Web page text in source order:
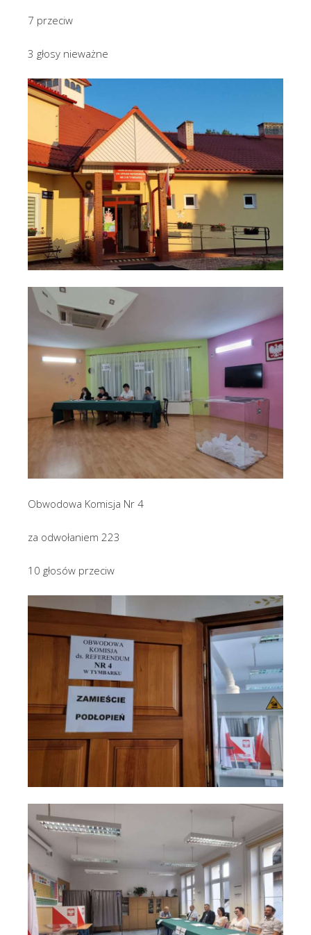
7 przeciw
3 głosy nieważne
Obwodowa Komisja Nr 4
za odwołaniem 223
10 głosów przeciw